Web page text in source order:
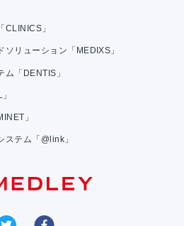
CLINICS」
リューション「MEDIXS」
ム「DENTIS」
」
ステム「@link」